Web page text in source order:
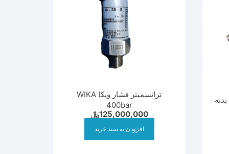
ترانسمیتر رطوبت PK-TS-03 بدنه
ترانسمیتر فشار ویکا WIKA
400bar
125,000,000﷼
افزودن به سبد خرید